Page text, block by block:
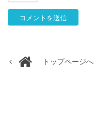
トップページへ